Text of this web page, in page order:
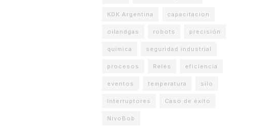
KDK Argentina capacitacion
oilandgas robots precisión
quimica seguridad industrial
procesos Relés eficiencia
eventos temperatura silo
Interruptores Caso de éxito
NivoBob